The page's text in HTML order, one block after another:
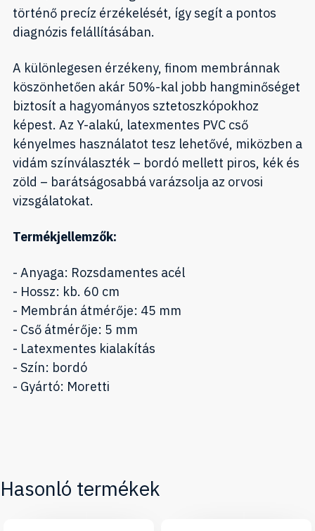
történő precíz érzékelését, így segít a pontos
diagnózis felállításában.
A különlegesen érzékeny, finom membránnak
köszönhetően akár 50%-kal jobb hangminőséget
biztosít a hagyományos sztetoszkópokhoz
képest. Az Y-alakú, latexmentes PVC cső
kényelmes használatot tesz lehetővé, miközben a
vidám színválaszték – bordó mellett piros, kék és
zöld – barátságosabbá varázsolja az orvosi
vizsgálatokat.
Termékjellemzők:
- Anyaga: Rozsdamentes acél
- Hossz: kb. 60 cm
- Membrán átmérője: 45 mm
- Cső átmérője: 5 mm
- Latexmentes kialakítás
- Szín: bordó
- Gyártó: Moretti
Hasonló termékek